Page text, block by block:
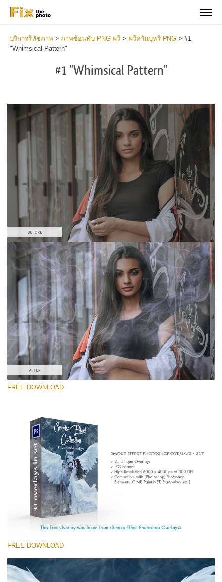
บริการรีทัชภาพ > ภาพซ้อนทับ PNG ฟรี > ฟรีควันบุหรี่ PNG > #1
"Whimsical Pattern"
#1 "Whimsical Pattern"
โปรดเลือก
Free PNG Overlay #1
Small 800*533px
Smoke Effect
(30 Overlays)
Large 6000*4000px
Large 6000*4000px
Entire Collection
(1783 Overlays)
Large 6000*4000px
ดาวน์โหลดฟรี
FREE DOWNLOAD
FREE DOWNLOAD